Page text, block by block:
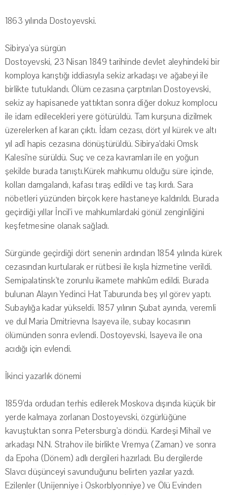
1863 yılında Dostoyevski.
Sibirya'ya sürgün
Dostoyevski, 23 Nisan 1849 tarihinde devlet aleyhindeki bir
komploya karıştığı iddiasıyla sekiz arkadaşı ve ağabeyi ile
birlikte tutuklandı. Ölüm cezasına çarptırılan Dostoyevski,
sekiz ay hapisanede yattıktan sonra diğer dokuz komplocu
ile idam edilecekleri yere götürüldü. Tam kurşuna dizilmek
üzerelerken af kararı çıktı. İdam cezası, dört yıl kürek ve altı
yıl adî hapis cezasına dönüştürüldü. Sibirya'daki Omsk
Kalesi'ne sürüldü. Suç ve ceza kavramları ile en yoğun
şekilde burada tanıştı.Kürek mahkumu olduğu süre içinde,
kolları damgalandı, kafası tıraş edildi ve taş kırdı. Sara
nöbetleri yüzünden birçok kere hastaneye kaldırıldı. Burada
geçirdiği yıllar İncil'i ve mahkumlardaki gönül zenginliğini
keşfetmesine olanak sağladı.
Sürgünde geçirdiği dört senenin ardından 1854 yılında kürek
cezasından kurtularak er rütbesi ile kışla hizmetine verildi.
Semipalatinsk'te zorunlu ikamete mahkûm edildi. Burada
bulunan Alayın Yedinci Hat Taburunda beş yıl görev yaptı.
Subaylığa kadar yükseldi. 1857 yılının Şubat ayında, veremli
ve dul Maria Dmitrievna Isayeva ile, subay kocasının
ölümünden sonra evlendi. Dostoyevski, Isayeva ile ona
acıdığı için evlendi.
İkinci yazarlık dönemi
1859'da ordudan terhis edilerek Moskova dışında küçük bir
yerde kalmaya zorlanan Dostoyevski, özgürlüğüne
kavuştuktan sonra Petersburg'a döndü. Kardeşi Mihail ve
arkadaşı N.N. Strahov ile birlikte Vremya (Zaman) ve sonra
da Epoha (Dönem) adlı dergileri hazırladı. Bu dergilerde
Slavcı düşünceyi savunduğunu belirten yazılar yazdı.
Ezilenler (Unijenniye i Oskorblyonniye) ve Ölü Evinden